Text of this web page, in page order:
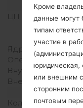
ЦП (процессор)
Ядра процессора
Оперативная
Внутренняя память
Внешняя память
Количество мест
Кроме
данные могут
типам
участие в
юридическая,
или внешним
сторонним
почтовым